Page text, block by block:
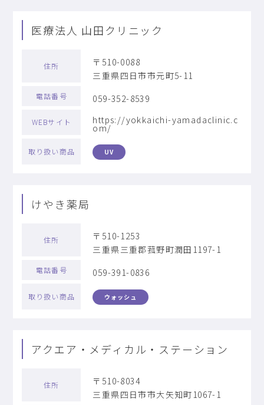
医療法人 山田クリニック
住所
〒510-0088
三重県四日市市元町5-11
電話番号 059-352-8539
WEBサイト https://yokkaichi-yamadaclinic.c
om/
取り扱い商品 UV
けやき薬局
住所
〒510-1253
三重県三重郡菰野町潤田1197-1
電話番号 059-391-0836
取り扱い商品 ウォッシュ
アクエア・メディカル・ステーション
住所
〒510-8034
三重県四日市市大矢知町1067-1